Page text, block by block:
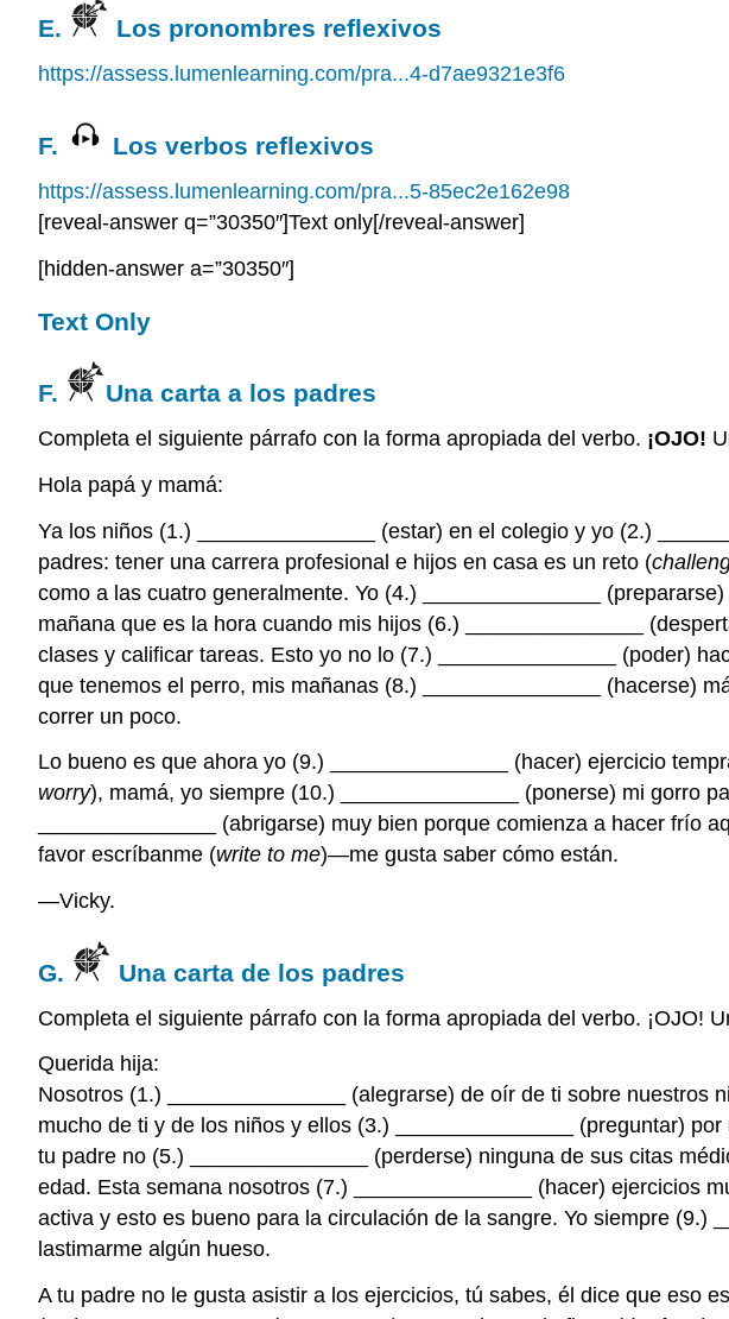
E. Los pronombres reflexivos
https://assess.lumenlearning.com/pra...4-d7ae9321e3f6
F. Los verbos reflexivos
https://assess.lumenlearning.com/pra...5-85ec2e162e98
[reveal-answer q=”30350″]Text only[/reveal-answer]
[hidden-answer a=”30350″]
Text Only
F. Una carta a los padres
Completa el siguiente párrafo con la forma apropiada del verbo. ¡OJO!
Hola papá y mamá:
Ya los niños (1.) _______________ (estar) en el colegio y yo (2.)
padres: tener una carrera profesional e hijos en casa es un reto (
como a las cuatro generalmente. Yo (4.) _______________
mañana que es la hora cuando mis hijos (6.) _______________
clases y calificar tareas. Esto yo no lo (7.) _______________ (poder)
que tenemos el perro, mis mañanas (8.) _______________ (hacerse)
correr un poco.
Lo bueno es que ahora yo (9.) _______________ (hacer) ejercicio
worry), mamá, yo siempre (10.) _______________ (ponerse) mi gorro
_______________ (abrigarse) muy bien porque comienza a hacer frío
favor escríbanme (write to me)—me gusta saber cómo están.
—Vicky.
G. Una carta de los padres
Completa el siguiente párrafo con la forma apropiada del verbo. ¡OJO!
Querida hija:
Nosotros (1.) _______________ (alegrarse) de oír de ti sobre nuestros
mucho de ti y de los niños y ellos (3.) _______________ (preguntar)
tu padre no (5.) _______________ (perderse) ninguna de sus citas
edad. Esta semana nosotros (7.) _______________ (hacer) ejercicios
activa y esto es bueno para la circulación de la sangre. Yo siempre
lastimarme algún hueso.
A tu padre no le gusta asistir a los ejercicios, tú sabes, él dice que eso